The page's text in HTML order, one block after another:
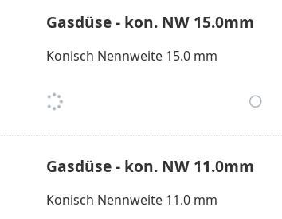
Gasdüse - kon. NW 15.0mm
Konisch Nennweite 15.0 mm
Gasdüse - kon. NW 11.0mm
Konisch Nennweite 11.0 mm